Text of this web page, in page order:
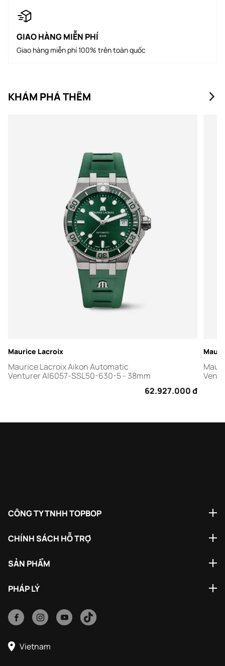
GIAO HÀNG MIỄN PHÍ
Giao hàng miễn phí 100% trên toàn quốc
KHÁM PHÁ THÊM
Maurice Lacroix
Maurice Lacroix Aikon Automatic
Venturer AI6057-SSL50-630-5 - 38mm
62.927.000 đ
CÔNG TY TNHH TOPBOP
CHÍNH SÁCH HỖ TRỢ
SẢN PHẨM
PHÁP LÝ
Vietnam